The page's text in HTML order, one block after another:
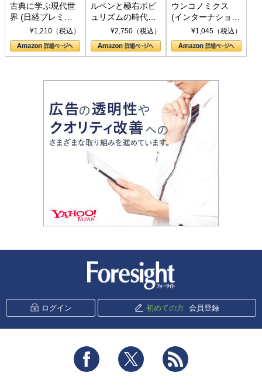
古典に学ぶ現代世
界 (日経プレミア
シリーズ)¥1,210（税込）
ルペンと極右ポピ
ュリズムの時代：
〈ヤヌス〉の二つ
の顔
¥2,750（税込）
ウンコノミクス
(インターナショナ
ル新書)¥1,045（税込）
ログイン 初めての方 会員登録
Facebook Twitter